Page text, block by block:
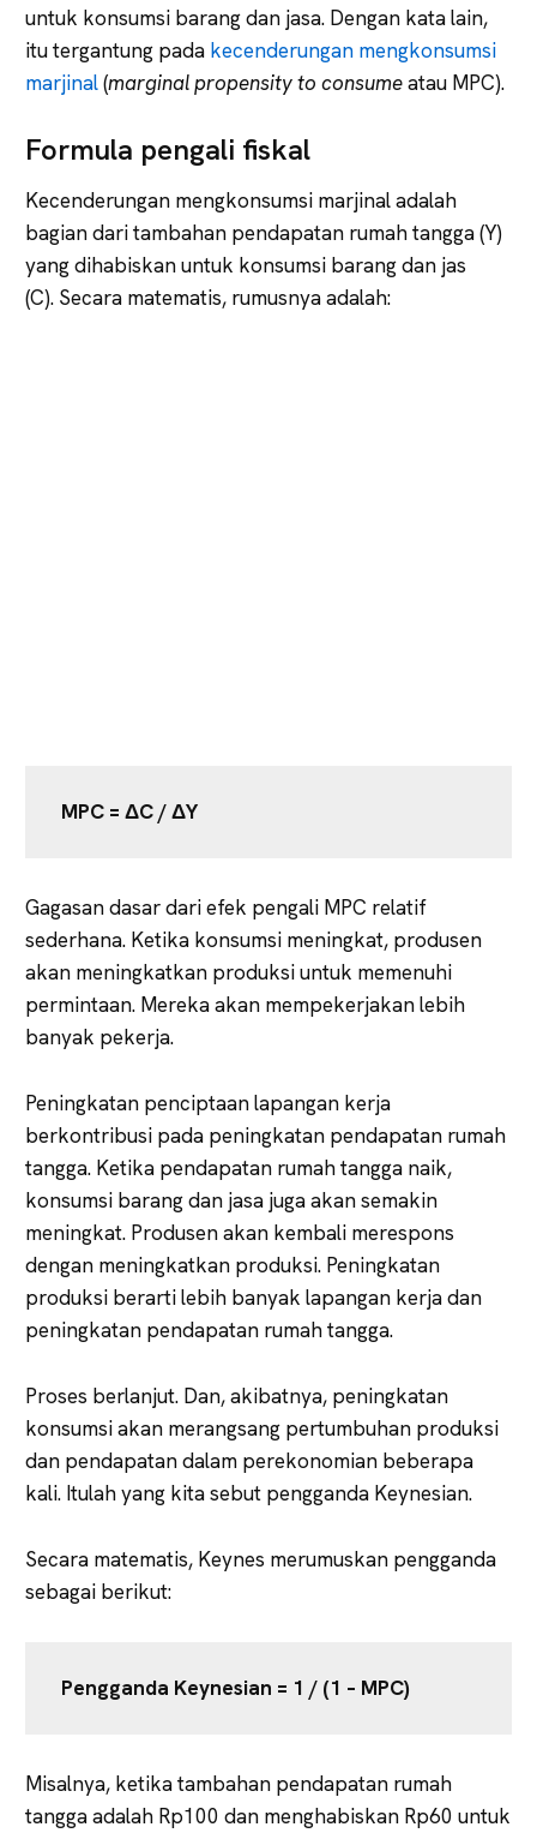
untuk konsumsi barang dan jasa. Dengan kata lain,
itu tergantung pada kecenderungan mengkonsumsi
marjinal(marginal propensity to consumeatau MPC).
Formula pengali fiskal
Kecenderungan mengkonsumsi marjinal adalah
bagian dari tambahan pendapatan rumah tangga (Y)
yang dihabiskan untuk konsumsi barang dan jas
(C). Secara matematis, rumusnya adalah:
MPC = ΔC / ΔY
Gagasan dasar dari efek pengali MPC relatif
sederhana. Ketika konsumsi meningkat, produsen
akan meningkatkan produksi untuk memenuhi
permintaan. Mereka akan mempekerjakan lebih
banyak pekerja.
Peningkatan penciptaan lapangan kerja
berkontribusi pada peningkatan pendapatan rumah
tangga. Ketika pendapatan rumah tangga naik,
konsumsi barang dan jasa juga akan semakin
meningkat. Produsen akan kembali merespons
dengan meningkatkan produksi. Peningkatan
produksi berarti lebih banyak lapangan kerja dan
peningkatan pendapatan rumah tangga.
Proses berlanjut. Dan, akibatnya, peningkatan
konsumsi akan merangsang pertumbuhan produksi
dan pendapatan dalam perekonomian beberapa
kali. Itulah yang kita sebut pengganda Keynesian.
Secara matematis, Keynes merumuskan pengganda
sebagai berikut:
Pengganda Keynesian = 1 / (1 – MPC)
Misalnya, ketika tambahan pendapatan rumah
tangga adalah Rp100 dan menghabiskan Rp60 untuk